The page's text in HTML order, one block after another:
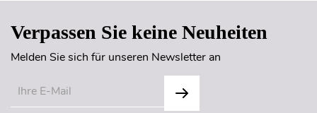
Verpassen Sie keine Neuheiten
Melden Sie sich für unseren Newsletter an